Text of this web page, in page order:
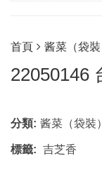
首頁 酱菜（袋裝
22050146
分類: 酱菜（袋裝）
標籤: 吉芝香